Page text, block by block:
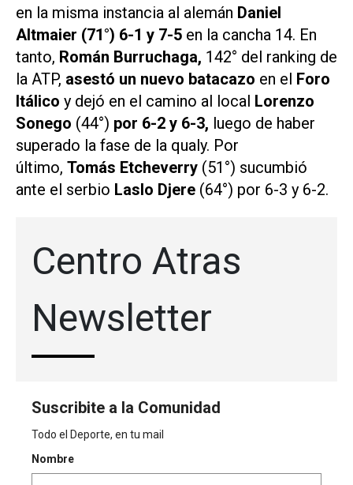
en la misma instancia al alemán Daniel
Altmaier (71°) 6-1 y 7-5 en la cancha 14. En
tanto, Román Burruchaga, 142° del ranking de
la ATP, asestó un nuevo batacazo en el Foro
Itálico y dejó en el camino al local Lorenzo
Sonego (44°) por 6-2 y 6-3, luego de haber
superado la fase de la qualy. Por
último, Tomás Etcheverry (51°) sucumbió
ante el serbio Laslo Djere (64°) por 6-3 y 6-2.